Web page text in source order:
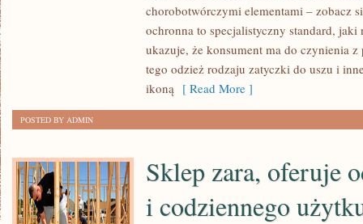
PEWNYCH
JEDNOZNACZNYCH
chorobotwórczymi elementami – zobacz
ochronna to specjalistyczny standard,
ukazuje, że konsument ma do czynienia
tego odzież rodzaju zatyczki do uszu i
ikoną [ Read More ]
POSTED BY ADMIN
Sklep zara, oferuje
i codziennego